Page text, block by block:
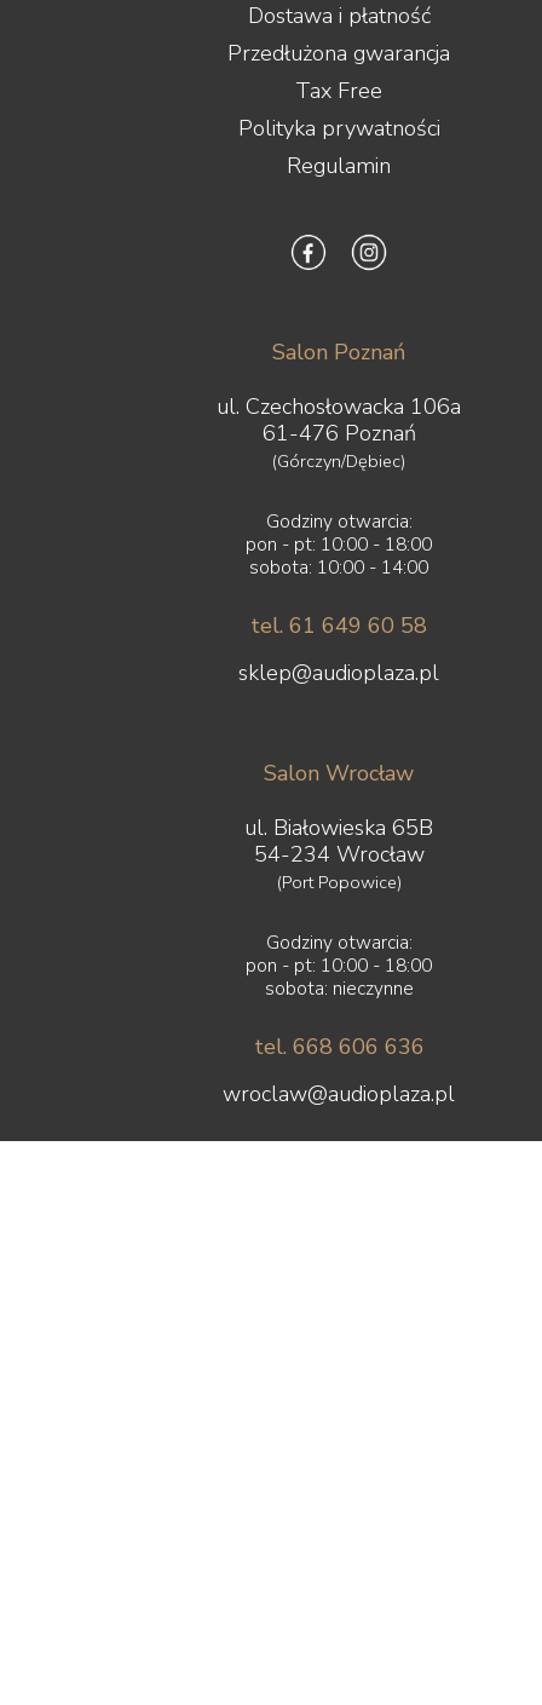
Dostawa i płatność
Przedłużona gwarancja
Tax Free
Polityka prywatności
Regulamin
Salon Poznań
ul. Czechosłowacka 106a
61-476 Poznań
(Górczyn/Dębiec)
Godziny otwarcia:
pon - pt: 10:00 - 18:00
sobota: 10:00 - 14:00
tel. 61 649 60 58
sklep@audioplaza.pl
Salon Wrocław
ul. Białowieska 65B
54-234 Wrocław
(Port Popowice)
Godziny otwarcia:
pon - pt: 10:00 - 18:00
sobota: nieczynne
tel. 668 606 636
wroclaw@audioplaza.pl